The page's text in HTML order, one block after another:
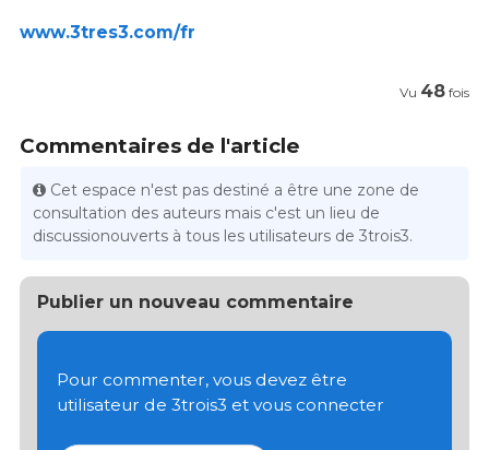
www.3tres3.com/fr
Vu 48 fois
Commentaires de l'article
Cet espace n'est pas destiné a être une zone de
consultation des auteurs mais c'est un lieu de
discussionouverts à tous les utilisateurs de 3trois3.
Publier un nouveau commentaire
Pour commenter, vous devez être
utilisateur de 3trois3 et vous connecter